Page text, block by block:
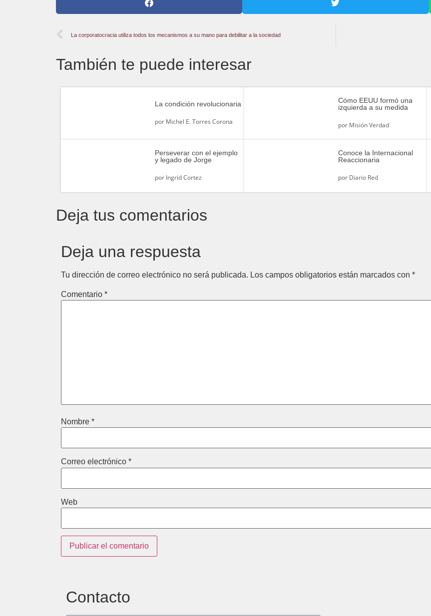
La corporatocracia utiliza todos los mecanismos a su mano para debilitar a la sociedad
También te puede interesar
La condición revolucionaria
por Michel E. Torres Corona
Cómo EEUU formó una
izquierda a su medida
porMisión Verdad
Perseverar con el ejemplo
y legado de Jorge
por Ingrid Cortez
Conoce la Internacional
Reaccionaria
porDiario Red
Deja tus comentarios
Deja una respuesta
Tu dirección de correo electrónico no será publicada. Los campos obligatorios están marcados con *
Comentario *
Nombre *
Correo electrónico *
Web
Contacto